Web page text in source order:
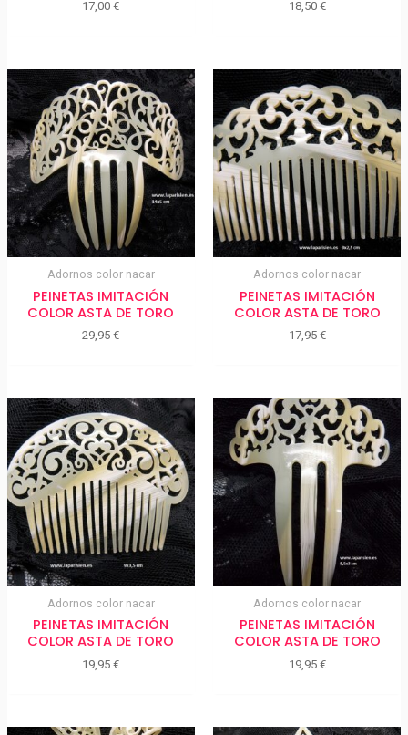
17,00€ 18,50 €
Adornos color nacar
PEINETAS IMITACIÓN
COLOR ASTA DE TORO
29,95€
Adornos color nacar
PEINETAS IMITACIÓN
COLOR ASTA DE TORO
17,95 €
Adornos color nacar
PEINETAS IMITACIÓN
COLOR ASTA DE TORO
19,95€
Adornos color nacar
PEINETAS IMITACIÓN
COLOR ASTA DE TORO
19,95 €